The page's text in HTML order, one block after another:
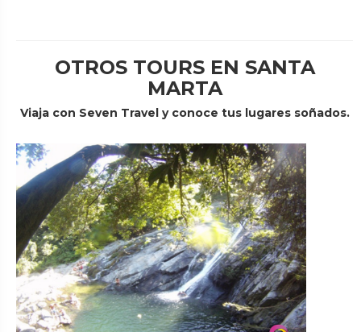
OTROS TOURS EN SANTA
MARTA
Viaja con Seven Travel y conoce tus lugares soñados.